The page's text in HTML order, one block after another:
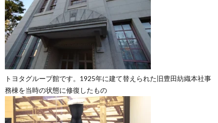
トヨタグループ館です。1925年に建て替えられた旧豊田紡織本社事
務棟を当時の状態に修復したもの